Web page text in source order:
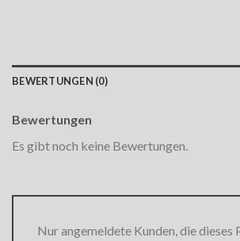
BEWERTUNGEN (0)
Bewertungen
Es gibt noch keine Bewertungen.
Nur angemeldete Kunden, die dieses